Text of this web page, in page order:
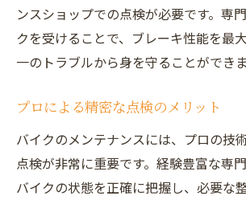
ンスショップでの点検が必要です。専
クを受けることで、ブレーキ性能を最
一のトラブルから身を守ることができま
プロによる精密な点検のメリット
バイクのメンテナンスには、プロの技
点検が非常に重要です。経験豊富な専
バイクの状態を正確に把握し、必要な